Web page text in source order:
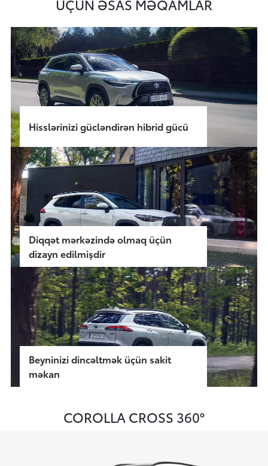
ÜÇÜN ƏSAS MƏQAMLAR
Hisslərinizi gücləndirən hibrid gücü
Diqqət mərkəzində olmaq üçün
dizayn edilmişdir
Beyninizi dincəltmək üçün sakit
məkan
COROLLA CROSS 360°